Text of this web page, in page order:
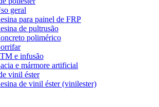
geral
para painel de FRP
de pultrusão
polimérico
e infusão
e mármore artificial
vinil éster
de vinil éster (vinilester)